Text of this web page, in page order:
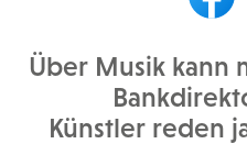
Über Musik kann
Künstler reden